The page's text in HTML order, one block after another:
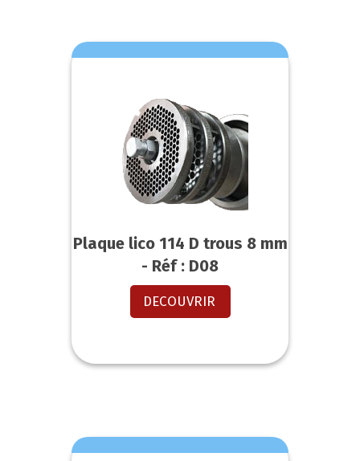
Plaque lico 114 D trous 8 mm
- Réf : D08
DECOUVRIR